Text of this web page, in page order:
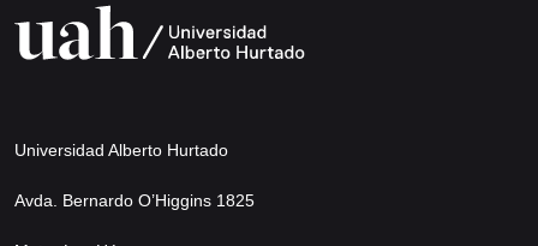
Universidad Alberto Hurtado
Avda. Bernardo O’Higgins 1825